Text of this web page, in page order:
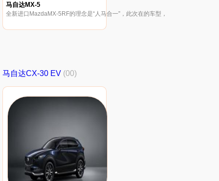
马自达MX-5
全新进口MazdaMX-5RF的理念是“人马合一”，此次在的车型，
马自达CX-30 EV (00)